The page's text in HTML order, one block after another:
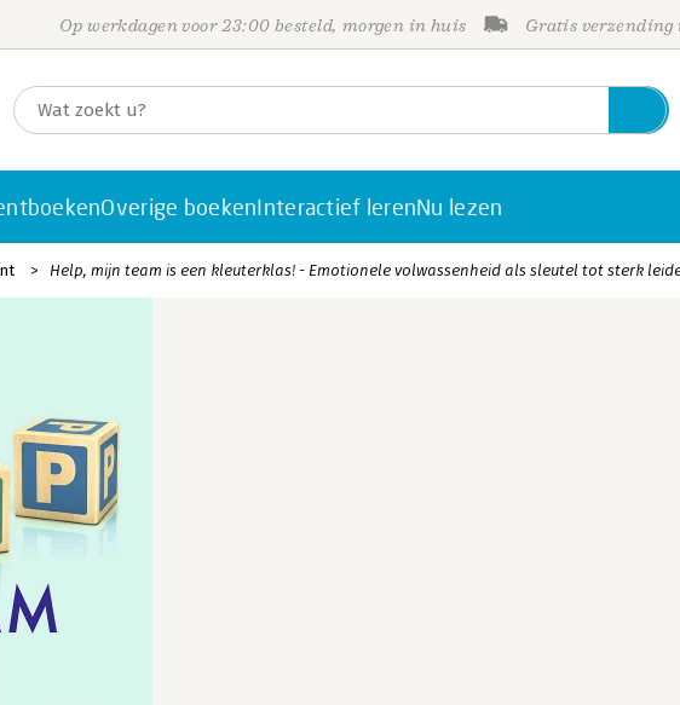
Op werkdagen voor 23:00 besteld, morgen in huis Gratis
Overige boekenInteractief lerenNu lezen
Help, mijn team is een kleuterklas! - Emotionele volwassenheid als sleutel tot sterk